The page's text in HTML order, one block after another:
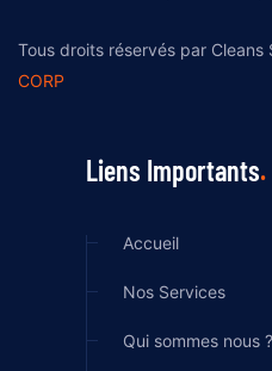
Tous droits réservés par
CORP
Liens Importants
Accueil
Nos Services
Qui sommes nous ?